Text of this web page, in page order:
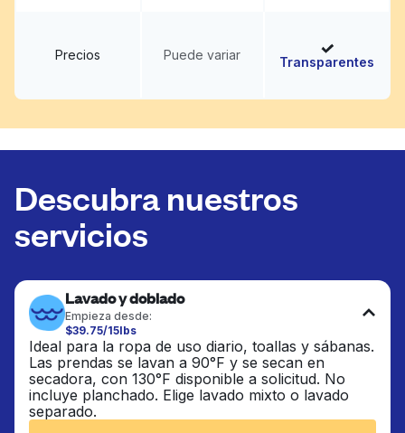
Precios Puede variar Transparentes
Descubra nuestros
servicios
Lavado y doblado
Empieza desde:
$39.75/15lbs
Ideal para la ropa de uso diario, toallas y sábanas.
Las prendas se lavan a 90°F y se secan en
secadora, con 130°F disponible a solicitud. No
incluye planchado. Elige lavado mixto o lavado
separado.